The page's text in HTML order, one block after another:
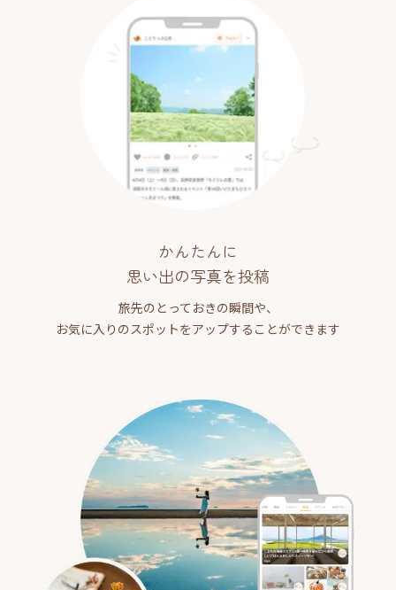
かんたんに
思い出の写真を投稿
旅先のとっておきの瞬間や、
お気に入りのスポットをアップすることができます